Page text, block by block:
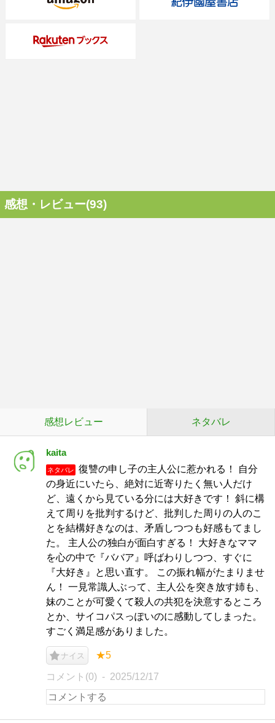
感想・レビュー(93)
感想レビュー ネタバレ
kaita
ネタバレ
復讐の申し子の主人公に惹かれる！ 自分
の身近にいたら、絶対に近寄りたく無い人だけ
ど、遠くから見ている分には大好きです！ 斜に構
えて周りを批判するけど、批判した周りの人のこ
とを結構好きなのは、矛盾しつつも好感もてまし
た。 主人公の独白が面白すぎる！ 大好きなママ
を心の中で『ババア』呼ばわりしつつ、すぐに
『大好き』と思い直す。 この振れ幅がたまりませ
ん！ 一見常識人ぶって、主人公を突き放す姉も、
妹のことが可愛くて殺人の共犯を決意するところ
とか、サイコパスっぽいのに感動してしまった。
すごく満足感がありました。
ナイス ★5
コメント(0) 2025/12/17